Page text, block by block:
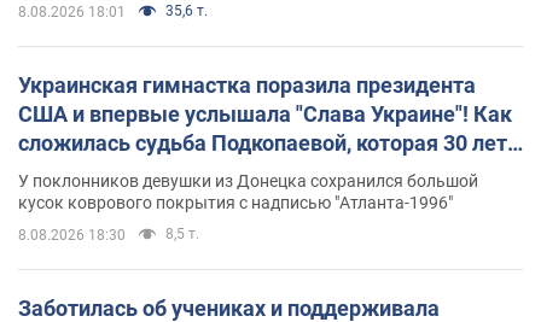
8.08.2026 18:01 35,6 т.
Украинская гимнастка поразила президента
США и впервые услышала "Слава Украине"! Как
сложилась судьба Подкопаевой, которая 30 лет
назад завоевала "золото" Олимпиады
У поклонников девушки из Донецка сохранился большой
кусок коврового покрытия с надписью "Атланта-1996"
8.08.2026 18:30 8,5 т.
Заботилась об учениках и поддерживала